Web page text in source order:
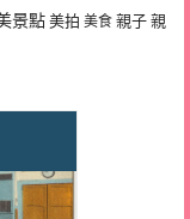
景點 美拍 美食 親子 親